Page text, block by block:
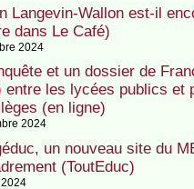
Langevin-Wallon est-il
dans Le Café)
2024
et un dossier de
entre les lycées publics et
(en ligne)
2024
un nouveau site du
(ToutEduc)